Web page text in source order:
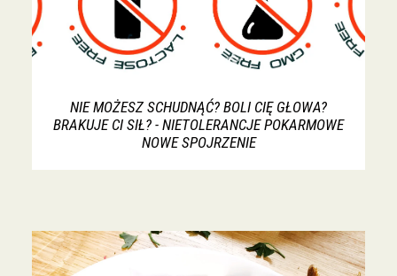
NIE MOŻESZ SCHUDNĄĆ? BOLI CIĘ GŁOWA?
BRAKUJE CI SIŁ? - NIETOLERANCJE POKARMOWE
NOWE SPOJRZENIE